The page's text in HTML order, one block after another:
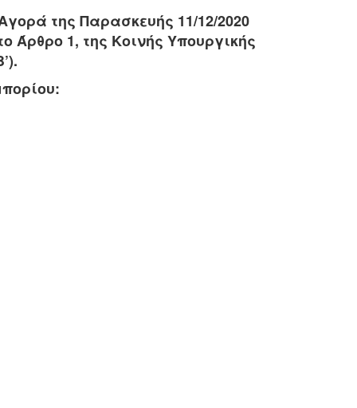
της Παρασκευής 11/12/2020
Άρθρο 1, της Κοινής Υπουργικής